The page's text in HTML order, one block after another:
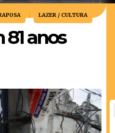
LAZER / CULTURA
anos